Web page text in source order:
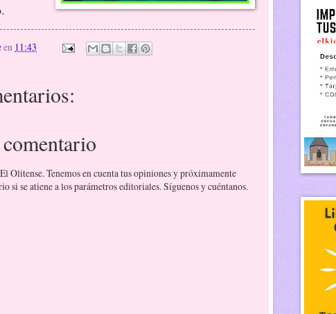
en 11:43
Olitense. Tenemos en cuenta tus opiniones y próximamente
si se atiene a los parámetros editoriales. Síguenos y cuéntanos.